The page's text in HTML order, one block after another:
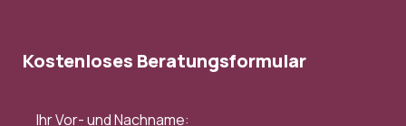
Kostenloses Beratungsformular